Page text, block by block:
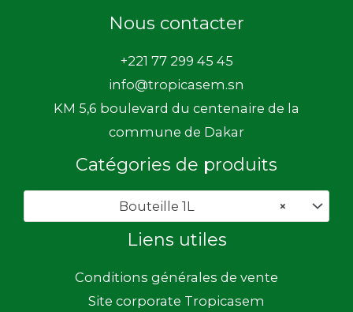
Nous contacter
+221 77 299 45 45
info@tropicasem.sn
KM 5,6 boulevard du centenaire de la
commune de Dakar
Catégories de produits
×
Bouteille 1L
Liens utiles
Conditions générales de vente
Site corporate Tropicasem